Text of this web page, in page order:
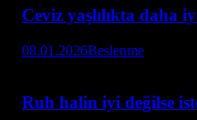
Ceviz yaşlılıkta daha
08.01.2026Beslenme
Ruh halin iyi değilse